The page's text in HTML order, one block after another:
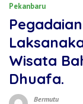
Pekanbaru
Wisata
Dhuafa.
Bermutu